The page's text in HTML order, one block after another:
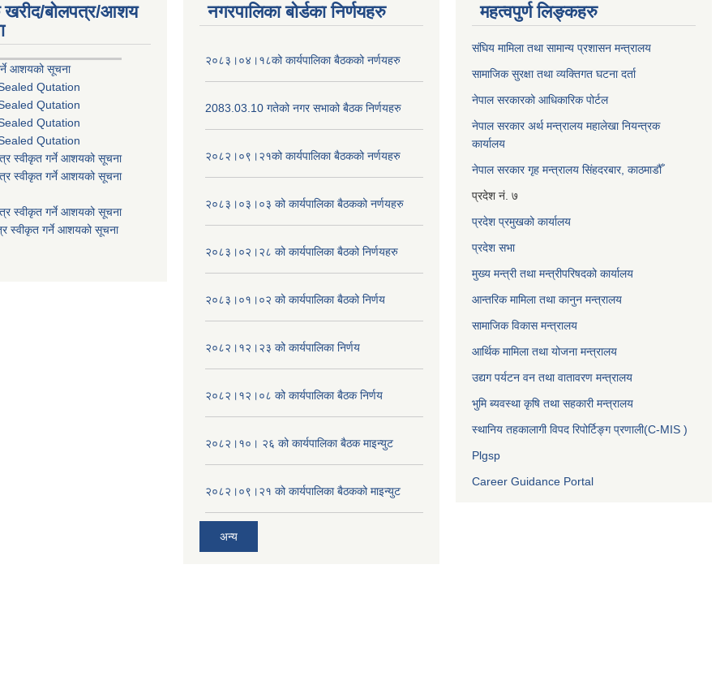
खरीद/बोलपत्र/आशय
आशयको सूचना
Qutation
Qutation
Qutation
Qutation
स्वीकृत गर्ने आशयको सूचना
स्वीकृत गर्ने आशयको सूचना
स्वीकृत गर्ने आशयको सूचना
स्वीकृत गर्ने आशयको सूचना
नगरपालिका बोर्डका निर्णयहरु
२०८३।०४।१८को कार्यपालिका बैठकको नर्णयहरु
2083.03.10 गतेको नगर सभाको बैठक निर्णयहरु
२०८२।०९।२१को कार्यपालिका बैठकको नर्णयहरु
२०८३।०३।०३ को कार्यपालिका बैठकको नर्णयहरु
२०८३।०२।२८ को कार्यपालिका बैठको निर्णयहरु
२०८३।०१।०२ को कार्यपालिका बैठको निर्णय
२०८२।१२।२३ को कार्यपालिका निर्णय
२०८२।१२।०८ को कार्यपालिका बैठक निर्णय
२०८२।१०। २६ को कार्यपालिका बैठक माइन्युट
२०८२।०९।२१ को कार्यपालिका बैठकको माइन्युट
अन्य
महत्वपुर्ण लिङ्कहरु
संघिय मामिला तथा सामान्य प्रशासन मन्त्रालय
सामाजिक सुरक्षा तथा व्यक्तिगत घटना दर्ता
नेपाल सरकारको आधिकारिक पोर्टल
नेपाल सरकार अर्थ मन्त्रालय महालेखा नियन्त्रक
कार्यालय
नेपाल सरकार गृह मन्त्रालय सिंहदरबार, काठमाडौँ
प्रदेश नं. ७
प्रदेश प्रमुखको कार्यालय
प्रदेश सभा
मुख्य मन्त्री तथा मन्त्रीपरिषदको कार्यालय
आन्तरिक मामिला तथा कानुन मन्त्रालय
सामाजिक विकास मन्त्रालय
आर्थिक मामिला तथा योजना मन्त्रालय
उद्यग पर्यटन वन तथा वातावरण मन्त्रालय
भुमि ब्यवस्था कृषि तथा सहकारी मन्त्रालय
स्थानिय तहकालागी विपद रिपोर्टिङ्ग प्रणाली(C-MIS )
Plgsp
Career Guidance Portal